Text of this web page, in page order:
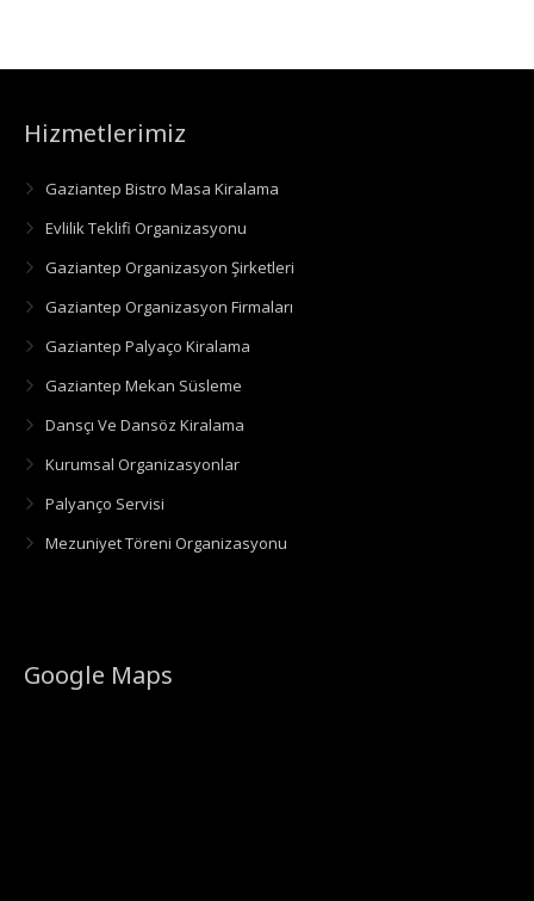
Hizmetlerimiz
Gaziantep Bistro Masa Kiralama
Evlilik Teklifi Organizasyonu
Gaziantep Organizasyon Şirketleri
Gaziantep Organizasyon Firmaları
Gaziantep Palyaço Kiralama
Gaziantep Mekan Süsleme
Dansçı Ve Dansöz Kiralama
Kurumsal Organizasyonlar
Palyanço Servisi
Mezuniyet Töreni Organizasyonu
Google Maps